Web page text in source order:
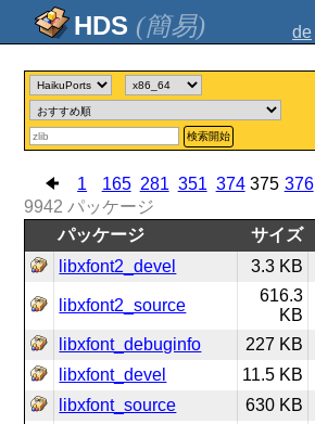
(簡易) de
検索開始
1 165 281 351 374 375 376
9942 パッケージ
パッケージ
サイズ
libxfont2_devel
3.3 KB
libxfont2_source
616.3
KB
libxfont_debuginfo 227 KB
libxfont_devel
11.5 KB
libxfont_source
630 KB